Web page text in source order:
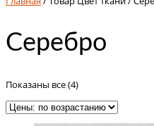
Серебро
Показаны все (4)Цены:
возрастанию